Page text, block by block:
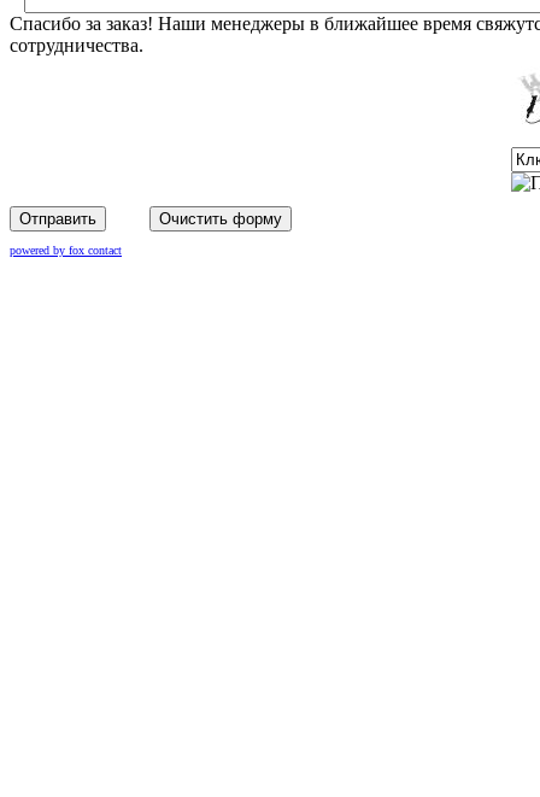
Спасибо за заказ! Наши менеджеры в ближайшее время
сотрудничества.
Отправить Очистить форму
powered by fox contact